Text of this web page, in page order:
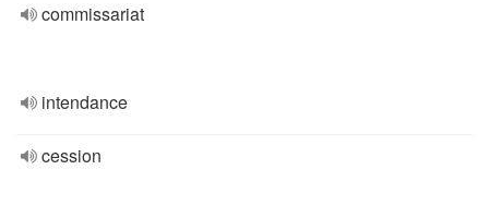
commissariat
intendance
cession